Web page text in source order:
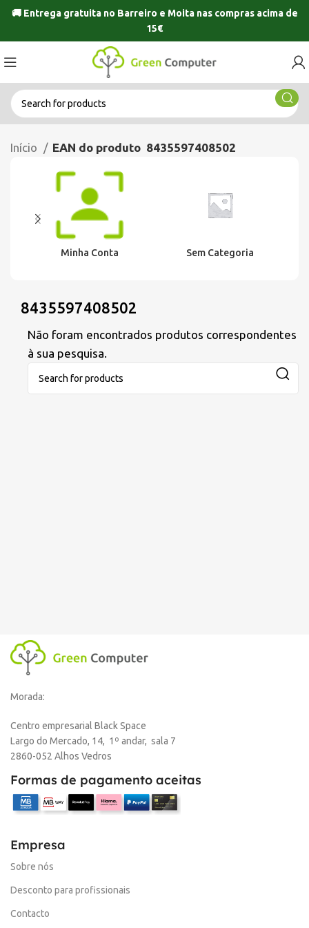
🚚 Entrega gratuita no Barreiro e Moitanas compras acima de
15€
Início EAN do produto 8435597408502
Minha Conta Sem Categoria
8435597408502
Não foram encontrados produtos correspondentes
à sua pesquisa.
Morada:
Centro empresarial Black Space
Largo do Mercado, 14, 1º andar, sala 7
2860-052 Alhos Vedros
Formas de pagamento aceitas
Empresa
Sobre nós
Desconto para profissionais
Contacto